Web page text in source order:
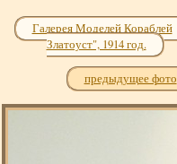
Галерея Моделей Кораблей
Златоуст", 1914 год.
предыдущее фото